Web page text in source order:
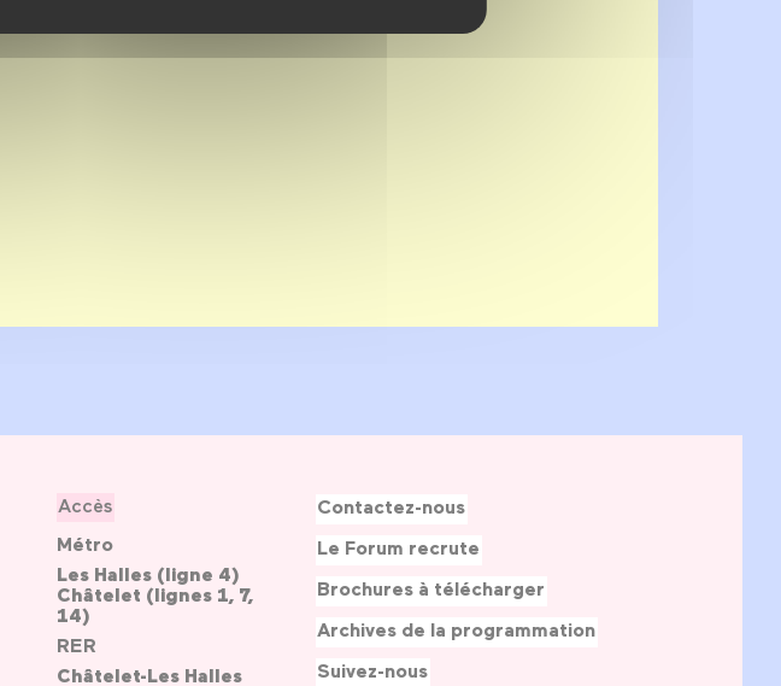
Accès
Métro
Les Halles (ligne 4)
Châtelet (lignes 1, 7,
14)
RER
Châtelet-Les Halles
Contactez-nous
Le Forum recrute
Brochures à télécharger
Archives de la programmation
Suivez-nous